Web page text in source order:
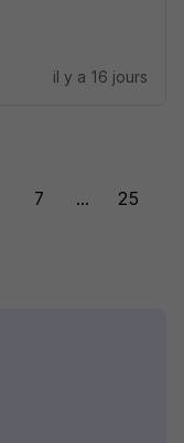
il y a 16 jours
7 ... 25